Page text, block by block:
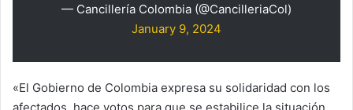
— Cancillería Colombia (@CancilleriaCol)
January 9, 2024
«El Gobierno de Colombia expresa su solidaridad con los